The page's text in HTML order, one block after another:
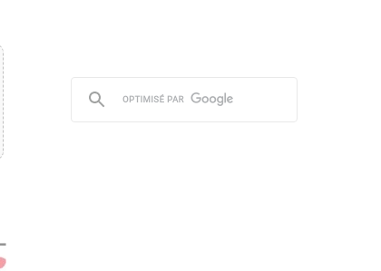
👉 PUBLIER SES NEWS